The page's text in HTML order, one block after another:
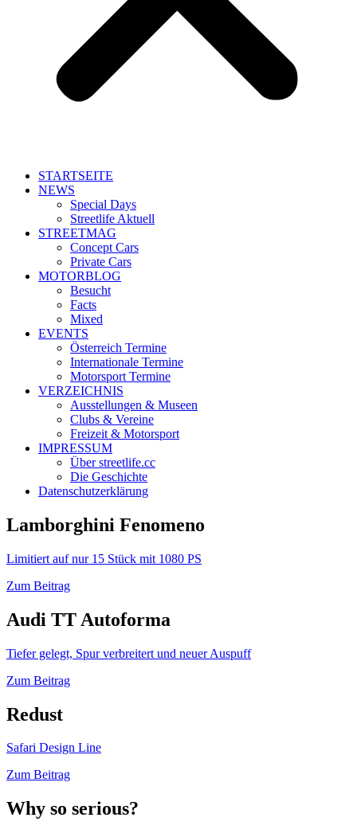
STARTSEITE
NEWS
Special Days
Streetlife Aktuell
STREETMAG
Concept Cars
Private Cars
MOTORBLOG
Besucht
Facts
Mixed
EVENTS
Österreich Termine
Internationale Termine
Motorsport Termine
VERZEICHNIS
Ausstellungen & Museen
Clubs & Vereine
Freizeit & Motorsport
IMPRESSUM
Über streetlife.cc
Die Geschichte
Datenschutzerklärung
Lamborghini Fenomeno
Limitiert auf nur 15 Stück mit 1080 PS
Zum Beitrag
Audi TT Autoforma
Tiefer gelegt, Spur verbreitert und neuer Auspuff
Zum Beitrag
Redust
Safari Design Line
Zum Beitrag
Why so serious?